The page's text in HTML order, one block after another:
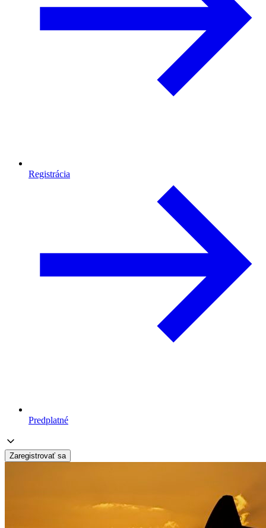
Registrácia
Predplatné
Zaregistrovať sa